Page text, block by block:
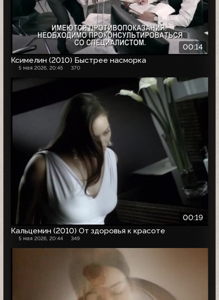
00:14
Ксимелин (2010) Быстрее насморка
5 мая 2026, 20:45 370
00:19
Кальцемин (2010) От здоровья к красоте
5 мая 2026, 20:44 349